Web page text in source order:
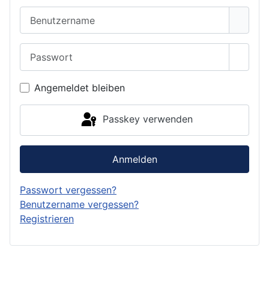
Angemeldet bleiben
Passkey verwenden
Anmelden
Passwort vergessen?
Benutzername vergessen?
Registrieren